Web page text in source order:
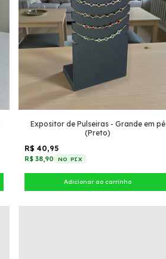
Expositor de Pulseiras - Grande em pé
(Preto)
R$ 40,95
R$ 38,90 NO PIX